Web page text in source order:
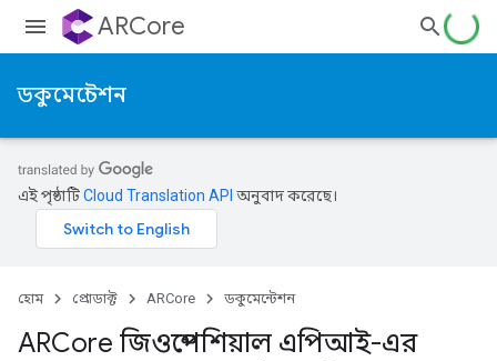
ARCore
ডকুমেন্টেশন
এই পৃষ্ঠাটিCloud Translation API অনুবাদ করেছে।
হোম প্রোডাক্ট ARCore ডকুমেন্টেশন
ARCore জিওস্পেশিয়াল এপিআই-এর